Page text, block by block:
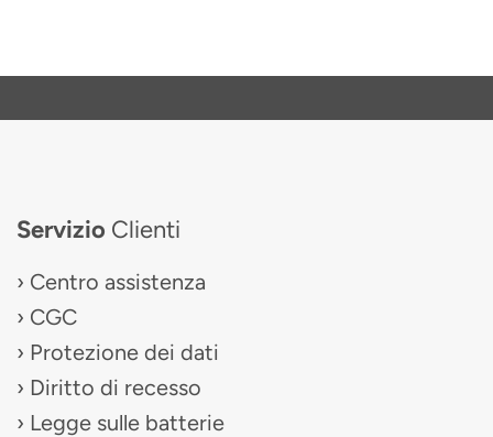
Servizio Clienti
Centro assistenza
CGC
Protezione dei dati
Diritto di recesso
Legge sulle batterie